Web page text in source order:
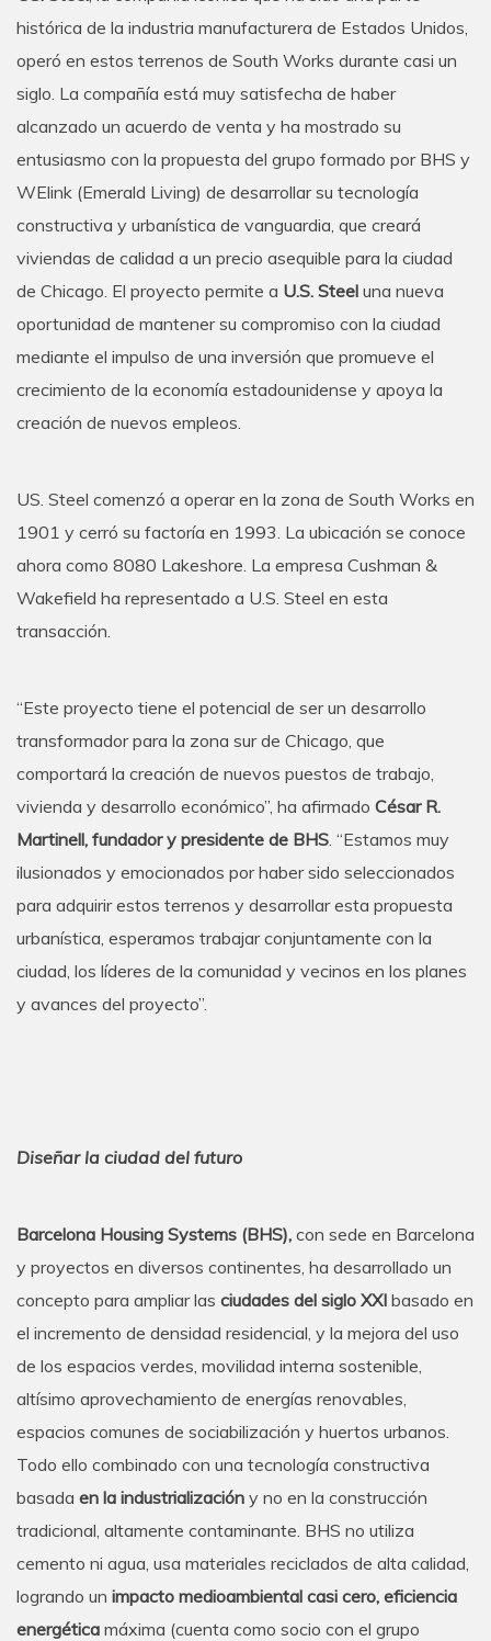
histórica de la industria manufacturera de Estados Unidos,
operó en estos terrenos de South Works durante casi un
siglo. La compañía está muy satisfecha de haber
alcanzado un acuerdo de venta y ha mostrado su
entusiasmo con la propuesta del grupo formado por BHS y
WElink (Emerald Living) de desarrollar su tecnología
constructiva y urbanística de vanguardia, que creará
viviendas de calidad a un precio asequible para la ciudad
de Chicago. El proyecto permite a U.S. Steel una nueva
oportunidad de mantener su compromiso con la ciudad
mediante el impulso de una inversión que promueve el
crecimiento de la economía estadounidense y apoya la
creación de nuevos empleos.
US. Steel comenzó a operar en la zona de South Works en
1901 y cerró su factoría en 1993. La ubicación se conoce
ahora como 8080 Lakeshore. La empresa Cushman &
Wakefield ha representado a U.S. Steel en esta
transacción.
“Este proyecto tiene el potencial de ser un desarrollo
transformador para la zona sur de Chicago, que
comportará la creación de nuevos puestos de trabajo,
vivienda y desarrollo económico”, ha afirmado César R.
Martinell, fundador y presidente de BHS . “Estamos muy
ilusionados y emocionados por haber sido seleccionados
para adquirir estos terrenos y desarrollar esta propuesta
urbanística, esperamos trabajar conjuntamente con la
ciudad, los líderes de la comunidad y vecinos en los planes
y avances del proyecto”.
Diseñar la ciudad del futuro
Barcelona Housing Systems (BHS), con sede en Barcelona
y proyectos en diversos continentes, ha desarrollado un
concepto para ampliar las ciudades del siglo XXI basado en
el incremento de densidad residencial, y la mejora del uso
de los espacios verdes, movilidad interna sostenible,
altísimo aprovechamiento de energías renovables,
espacios comunes de sociabilización y huertos urbanos.
Todo ello combinado con una tecnología constructiva
basada en la industrialización y no en la construcción
tradicional, altamente contaminante. BHS no utiliza
cemento ni agua, usa materiales reciclados de alta calidad,
logrando un impacto medioambiental casi cero, eficiencia
energética máxima (cuenta como socio con el grupo